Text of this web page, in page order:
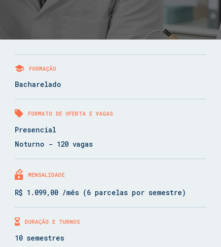
FORMAÇÃO
Bacharelado
FORMATO DE OFERTA E VAGAS
Presencial
Noturno - 120 vagas
MENSALIDADE
R$ 1.099,00 /mês (6 parcelas por semestre)
DURAÇÃO E TURNOS
10 semestres